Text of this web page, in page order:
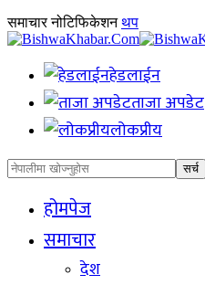
समाचार नोटिफिकेशन थप
हेडलाईन
ताजा अपडेट
लोकप्रीय
होमपेज
समाचार
देश